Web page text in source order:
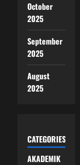
October
2025
September
2025
August
2025
CATEGORIES
AKADEMIK